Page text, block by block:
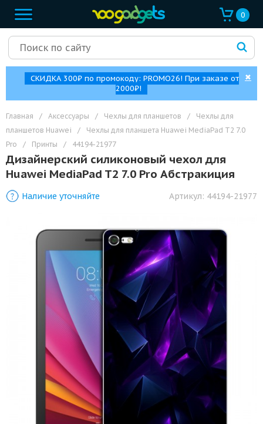
0
СКИДКА 300₽ по промокоду: PROMO26! При заказе от
2000₽!
✖
Главная / Аксессуары / Чехлы для планшетов /
Чехлы для
планшетов Huawei
/
Чехлы для планшета Huawei MediaPad T2 7.0
Pro
/ Принты / 44194-21977
Дизайнерский силиконовый чехол для
Huawei MediaPad T2 7.0 Pro Абстракиция
Наличие уточняйте Артикул: 44194-21977